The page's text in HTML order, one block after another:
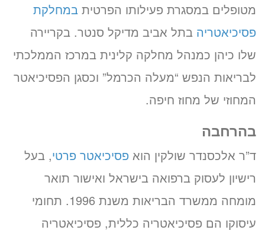
מטופלים במסגרת פעילותו הפרטית במחלקת
פסיכיאטריה בתל אביב מדיקל סנטר. בקריירה
שלו כיהן כמנהל מחלקה קלינית במרכז הממלכתי
לבריאות הנפש “מעלה הכרמל” וכסגן הפסיכיאטר
המחוזי של מחוז חיפה.
בהרחבה
ד”ר אלכסנדר שולקין הוא פסיכיאטר פרטי, בעל
רישיון לעסוק ברפואה בישראל ואישור תואר
מומחה ממשרד הבריאות משנת 1996. תחומי
עיסוקו הם פסיכיאטריה כללית, פסיכיאטריה